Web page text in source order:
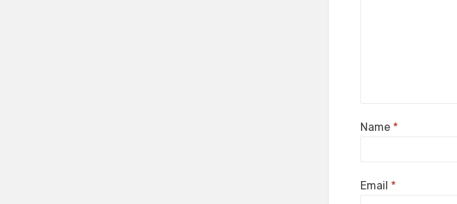
Name *
Email *